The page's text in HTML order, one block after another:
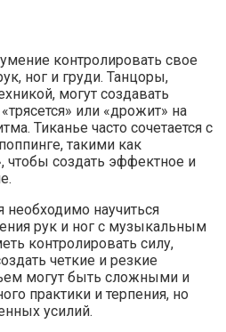
контролировать свое
ног и груди. Танцоры,
могут создавать
или «дрожит» на
Тиканье часто сочетается с
такими как
чтобы создать эффектное и
научиться
рук и ног с музыкальным
контролировать силу,
четкие и резкие
могут быть сложными и
практики и терпения, но
усилий.